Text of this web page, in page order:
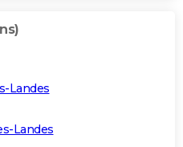
Landes
Landes